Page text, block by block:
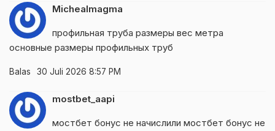
Michealmagma
профильная труба размеры вес метра
основные размеры профильных труб
Balas 30 Juli 2026 8:57 PM
mostbet_aapi
мостбет бонус не начислили мостбет бонус не